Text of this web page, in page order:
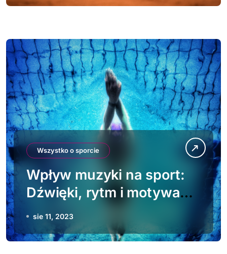
Wszystko o sporcie
Wpływ muzyki na sport:
Dźwięki, rytm i motywacja
dla zawodników i kibiców
sie 11, 2023